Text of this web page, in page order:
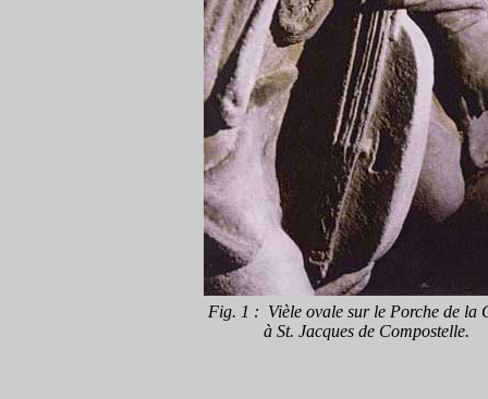
Fig. 1 : Vièle ovale sur le Porche de la
à St. Jacques de Compostelle.